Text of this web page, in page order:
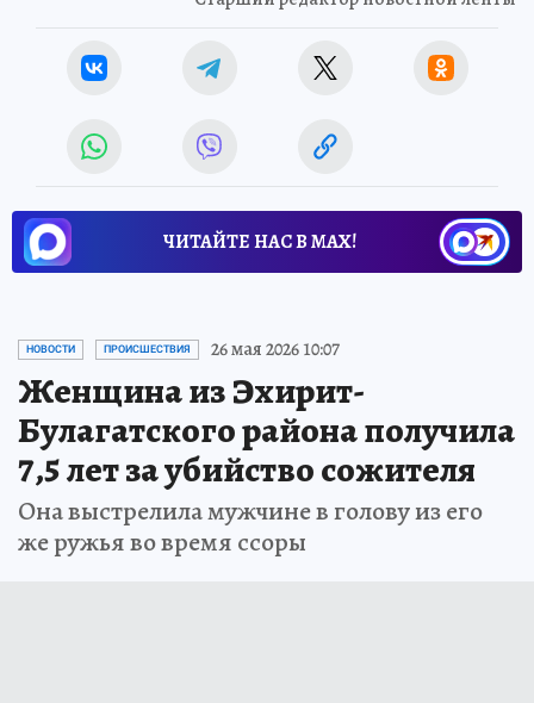
ЧИТАЙТЕ НАС В МАХ!
НОВОСТИ ПРОИСШЕСТВИЯ 26 мая 2026 10:07
Женщина из Эхирит-
Булагатского района получила
7,5 лет за убийство сожителя
Она выстрелила мужчине в голову из его
же ружья во время ссоры